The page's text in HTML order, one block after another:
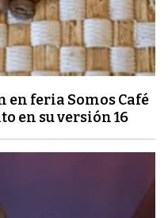
en feria Somos Café
en su versión 16